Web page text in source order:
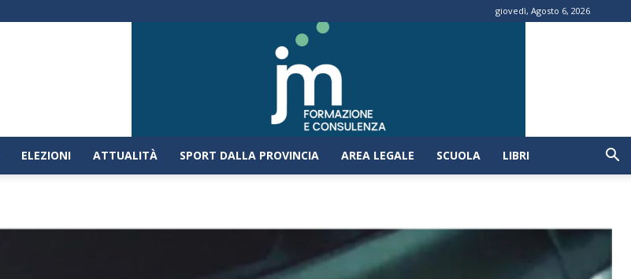
giovedì, Agosto 6, 2026
ELEZIONI ATTUALITÀ SPORT DALLA PROVINCIA AREA LEGALE SCUOLA LIBRI